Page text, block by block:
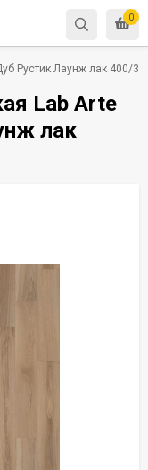
0
Рустик Лаунж лак 400/
Lab Arte
лак